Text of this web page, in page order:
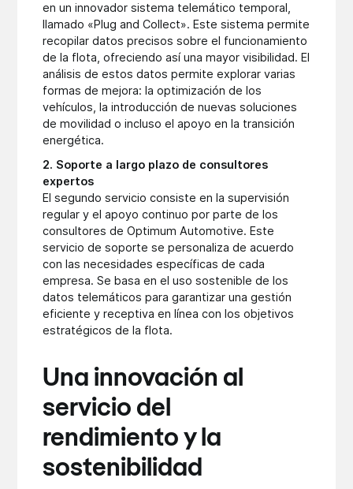
en un innovador sistema telemático temporal,
llamado «Plug and Collect». Este sistema permite
recopilar datos precisos sobre el funcionamiento
de la flota, ofreciendo así una mayor visibilidad. El
análisis de estos datos permite explorar varias
formas de mejora: la optimización de los
vehículos, la introducción de nuevas soluciones
de movilidad o incluso el apoyo en la transición
energética.
2. Soporte a largo plazo de consultores
expertos
El segundo servicio consiste en la supervisión
regular y el apoyo continuo por parte de los
consultores de Optimum Automotive. Este
servicio de soporte se personaliza de acuerdo
con las necesidades específicas de cada
empresa. Se basa en el uso sostenible de los
datos telemáticos para garantizar una gestión
eficiente y receptiva en línea con los objetivos
estratégicos de la flota.
Una innovación al
servicio del
rendimiento y la
sostenibilidad